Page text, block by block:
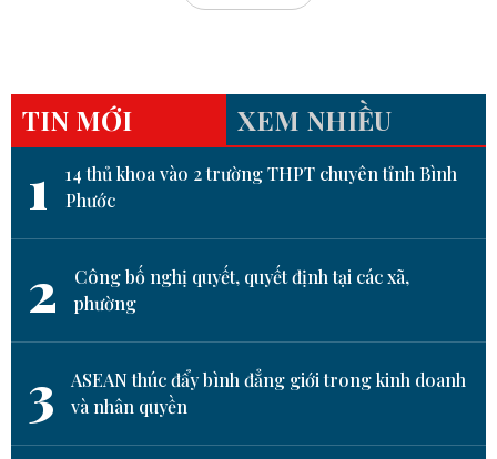
TIN MỚI XEM NHIỀU
1
14 thủ khoa vào 2 trường THPT chuyên tỉnh Bình
Phước
2
Công bố nghị quyết, quyết định tại các xã,
phường
3
ASEAN thúc đẩy bình đẳng giới trong kinh doanh
và nhân quyền